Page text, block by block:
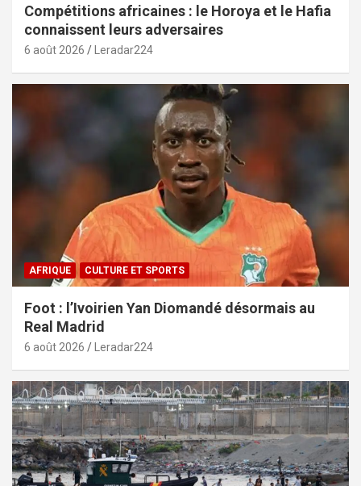
Compétitions africaines : le Horoya et le Hafia
connaissent leurs adversaires
6 août 2026 Leradar224
AFRIQUE CULTURE ET SPORTS
Foot : l’Ivoirien Yan Diomandé désormais au
Real Madrid
6 août 2026 Leradar224